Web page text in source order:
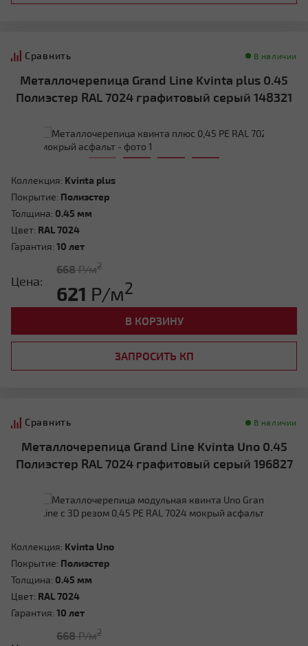
Сравнить В наличии
Металлочерепица Grand Line Kvinta plus 0.45
Полиэстер RAL 7024 графитовый серый 148321
Коллекция: Kvinta plus
Покрытие: Полиэстер
Толщина: 0.45 мм
Цвет: RAL 7024
Гарантия: 10 лет
Цена:
668Р/м2
621 Р/м2
В КОРЗИНУ
ЗАПРОСИТЬ КП
Сравнить В наличии
Металлочерепица Grand Line Kvinta Uno 0.45
Полиэстер RAL 7024 графитовый серый 196827
Коллекция: Kvinta Uno
Покрытие: Полиэстер
Толщина: 0.45 мм
Цвет: RAL 7024
Гарантия: 10 лет
668Р/м2